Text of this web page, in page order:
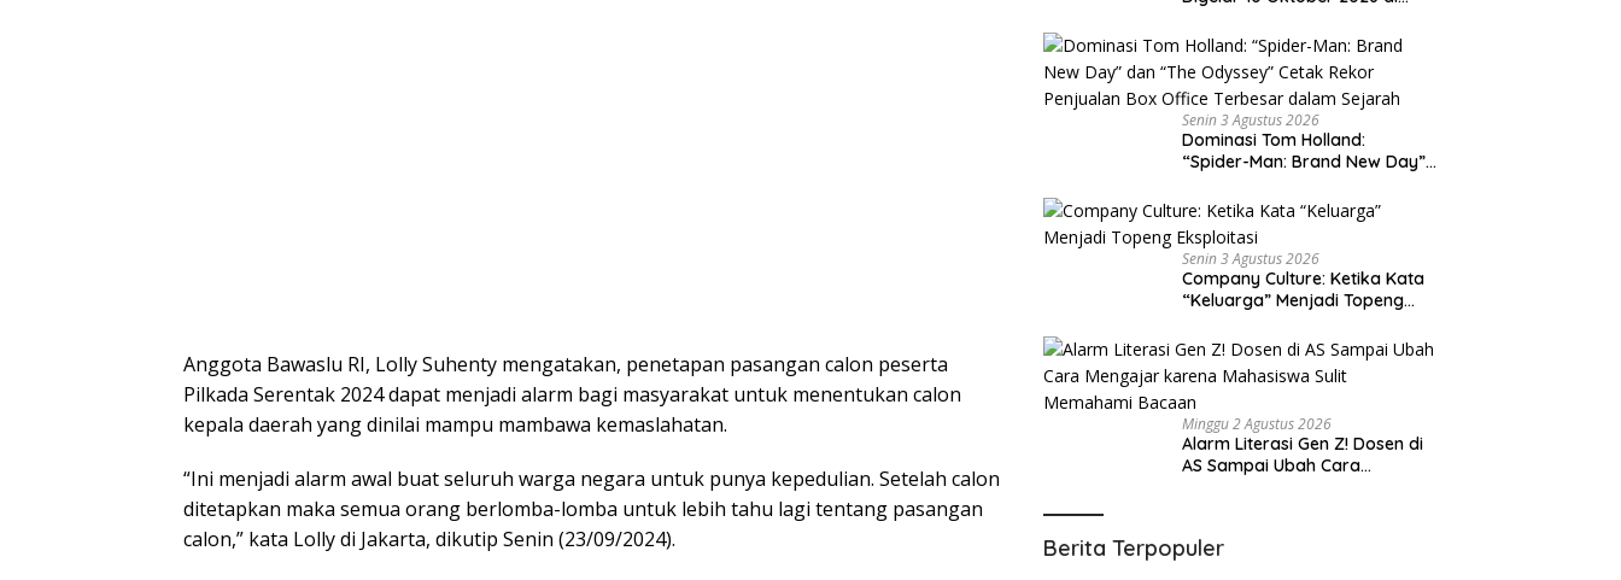
Anggota Bawaslu RI, Lolly Suhenty mengatakan, penetapan pasangan calon peserta
Pilkada Serentak 2024 dapat menjadi alarm bagi masyarakat untuk menentukan calon
kepala daerah yang dinilai mampu mambawa kemaslahatan.
“Ini menjadi alarm awal buat seluruh warga negara untuk punya kepedulian. Setelah calon
ditetapkan maka semua orang berlomba-lomba untuk lebih tahu lagi tentang pasangan
calon,” kata Lolly di Jakarta, dikutip Senin (23/09/2024).
Resmi Dibuka
Senin 3 Agustus 2026
Dominasi Tom Holland:
“Spider-Man: Brand New Day”
Rekor Penjualan Box Office
Terbesar dalam Sejarah
Senin 3 Agustus 2026
Company Culture: Ketika Kata
“Keluarga” Menjadi Topeng
Minggu 2 Agustus 2026
Alarm Literasi Gen Z! Dosen di
AS Sampai Ubah Cara
Berita Terpopuler